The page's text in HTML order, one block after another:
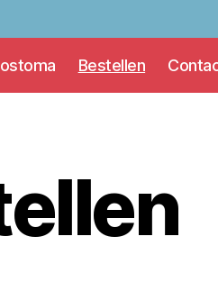
Bestellen